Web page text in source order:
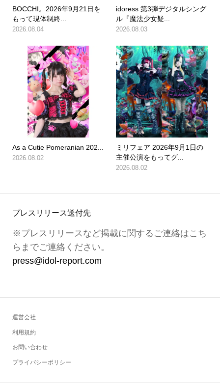
BOCCHI。2026年9月21日を
もって現体制終...
2026.08.04
idoress 第3弾デジタルシング
ル『魔法少女疑...
2026.08.03
As a Cutie Pomeranian 202...
2026.08.02
ミリフェア 2026年9月1日の
主催公演をもってグ...
2026.08.02
プレスリリース送付先
※プレスリリースなど掲載に関するご連絡はこち
らまでご連絡ください。
press@idol-report.com
運営会社
利用規約
お問い合わせ
プライバシーポリシー